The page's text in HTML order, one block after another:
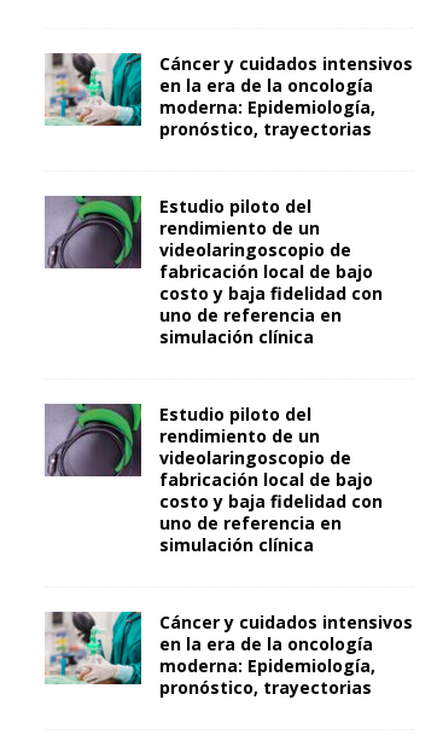
Cáncer y cuidados intensivos
en la era de la oncología
moderna: Epidemiología,
pronóstico, trayectorias
Estudio piloto del
rendimiento de un
videolaringoscopio de
fabricación local de bajo
costo y baja fidelidad con
uno de referencia en
simulación clínica
Estudio piloto del
rendimiento de un
videolaringoscopio de
fabricación local de bajo
costo y baja fidelidad con
uno de referencia en
simulación clínica
Cáncer y cuidados intensivos
en la era de la oncología
moderna: Epidemiología,
pronóstico, trayectorias